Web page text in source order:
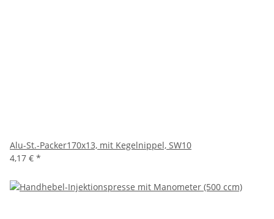
Alu-St.-Packer170x13, mit Kegelnippel, SW10
4,17 € *